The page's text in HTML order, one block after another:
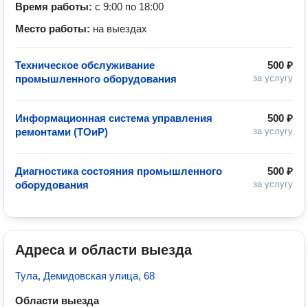
Время работы: с 9:00 по 18:00
Место работы: на выездах
500 ₽
за услугу
Техническое обслуживание
промышленного оборудования
500 ₽
за услугу
Информационная система управления
ремонтами (ТОиР)
500 ₽
за услугу
Диагностика состояния промышленного
оборудования
Адреса и области выезда
Тула, Демидовская улица, 68
Области выезда